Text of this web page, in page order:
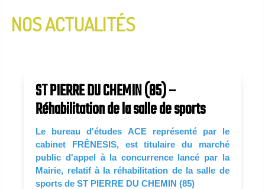
InfoLettre N°2 - Janvier 2020
NOS ACTUALITÉS
ST PIERRE DU CHEMIN (85) –
Réhabilitation de la salle de sports
Le bureau d'études ACE représenté par le
cabinet FRÊNESIS, est titulaire du marché
public d'appel à la concurrence lancé par la
Mairie, relatif à la réhabilitation de la salle de
sports de ST PIERRE DU CHEMIN (85)